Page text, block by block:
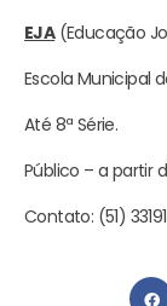
EJA(Educação
Escola Municipal
Até 8ª Série.
Público – a partir
Contato: (51)